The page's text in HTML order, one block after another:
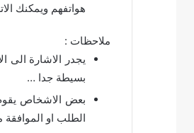
هواتفهم ويمكنك
ملاحظات :
يجدر الاشارة الى
بسيطة جدا …
بعض الاشخاص يقوم
الطلب او